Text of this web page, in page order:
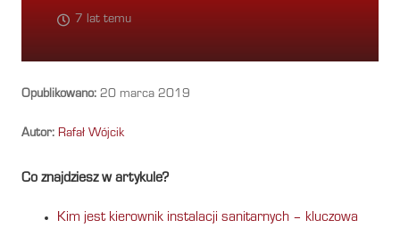
7 lat temu
Opublikowano: 20 marca 2019
Autor: Rafał Wójcik
Co znajdziesz w artykule?
Kim jest kierownik instalacji sanitarnych – kluczowa